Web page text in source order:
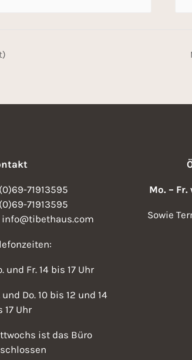
71913595
71913595
info@tibethaus.com
und Fr. 14 bis 17 Uhr
und Do. 10 bis 12 und 14
17 Uhr
ist das Büro
Mo. –
Sowie